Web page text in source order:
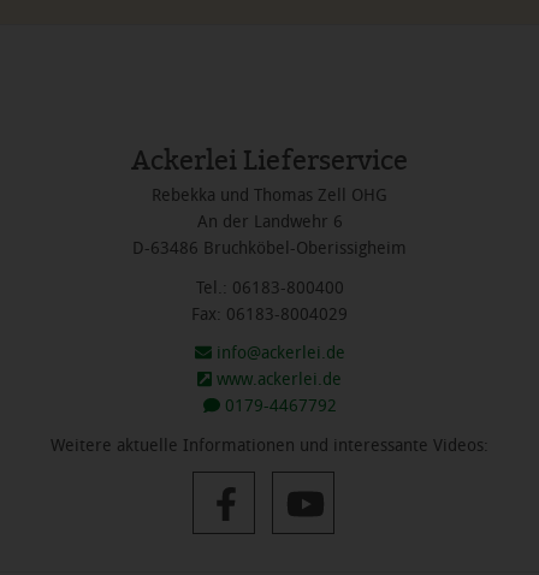
Ackerlei Lieferservice
Rebekka und Thomas Zell OHG
An der Landwehr 6
D-63486 Bruchköbel-Oberissigheim
Tel.: 06183-800400
Fax: 06183-8004029
info@ackerlei.de
www.ackerlei.de
0179-4467792
Weitere aktuelle Informationen und interessante Videos: